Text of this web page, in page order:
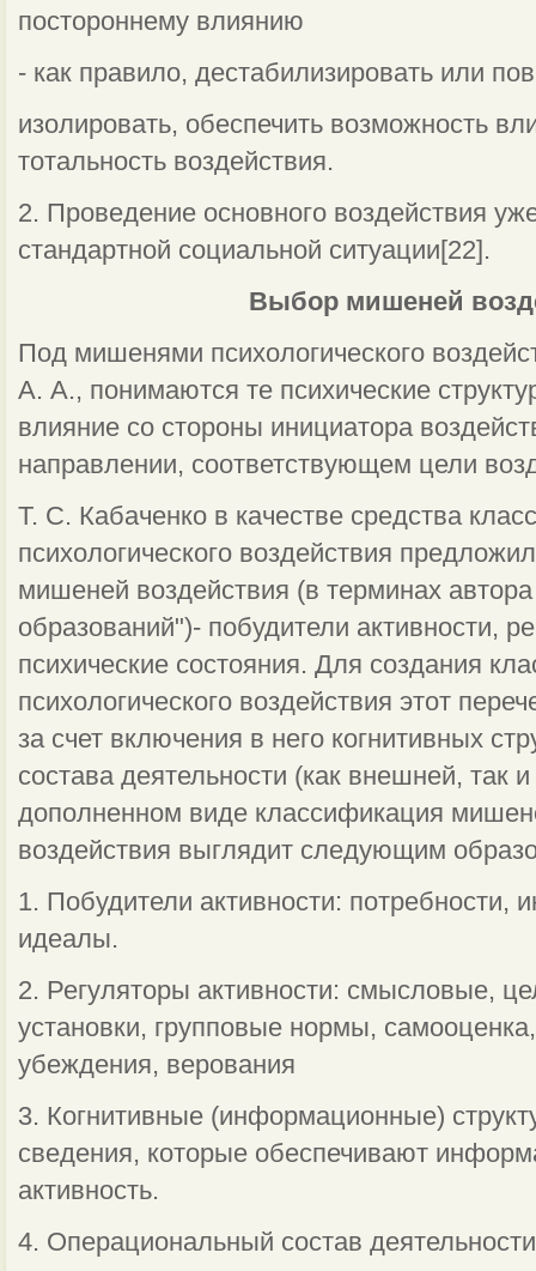
постороннему влиянию
- как правило, дестабилизировать или
изолировать, обеспечить возможность
тотальность воздействия.
2. Проведение основного воздействия
стандартной социальной ситуации[22].
Выбор мишеней
Под мишенями психологического
А. А., понимаются те психические
влияние со стороны инициатора
направлении, соответствующем цели
Т. С. Кабаченко в качестве средства
психологического воздействия
мишеней воздействия (в терминах
образований")- побудители активности,
психические состояния. Для создания
психологического воздействия этот
за счет включения в него когнитивных
состава деятельности (как внешней, так
дополненном виде классификация
воздействия выглядит следующим
1. Побудители активности: потребности,
идеалы.
2. Регуляторы активности: смысловые,
установки, групповые нормы,
убеждения, верования
3. Когнитивные (информационные)
сведения, которые обеспечивают
активность.
4. Операциональный состав